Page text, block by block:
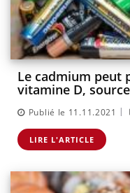
Le cadmium peut
vitamine D,
Publié le 11.11.2021 |
LIRE L'ARTICLE